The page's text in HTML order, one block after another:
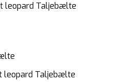
leopard Taljebælte
leopard Taljebælte